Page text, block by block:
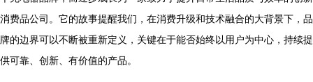
消费品公司。它的故事提醒我们，在消费升级和技术融合的大背景下，品
牌的边界可以不断被重新定义，关键在于能否始终以用户为中心，持续提
供可靠、创新、有价值的产品。